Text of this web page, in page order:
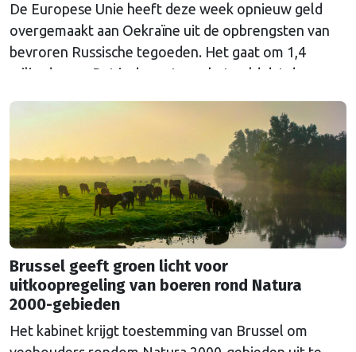
De Europese Unie heeft deze week opnieuw geld
overgemaakt aan Oekraïne uit de opbrengsten van
bevroren Russische tegoeden. Het gaat om 1,4
miljard euro. Dat is de rente op het geld dat de
Euroclear parkeerde. De EU bevroor dat geld na de
Continued
Brussel geeft groen licht voor
uitkoopregeling van boeren rond Natura
2000-gebieden
Het kabinet krijgt toestemming van Brussel om